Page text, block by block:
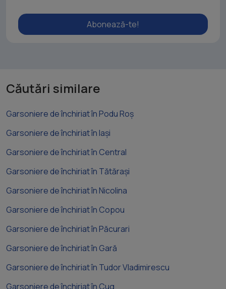
Abonează-te!
Căutări similare
Garsoniere de închiriat în Podu Roș
Garsoniere de închiriat în Iași
Garsoniere de închiriat în Central
Garsoniere de închiriat în Tătărași
Garsoniere de închiriat în Nicolina
Garsoniere de închiriat în Copou
Garsoniere de închiriat în Păcurari
Garsoniere de închiriat în Gară
Garsoniere de închiriat în Tudor Vladimirescu
Garsoniere de închiriat în Cug